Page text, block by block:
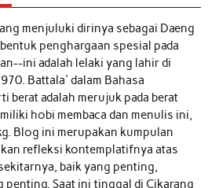
menjuluki dirinya sebagai Daeng
penghargaan spesial pada
ini adalah lelaki yang lahir di
Battala' dalam Bahasa
berat adalah merujuk pada berat
hobi membaca dan menulis ini,
Blog ini merupakan kumpulan
refleksi kontemplatifnya atas
baik yang penting,
penting. Saat ini tinggal di Cikarang